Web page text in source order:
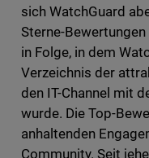
sich WatchGuard
Sterne-
in Folge, in dem
Verzeichnis der
den IT-Channel mit
wurde. Die Top-
anhaltenden
Community. Seit